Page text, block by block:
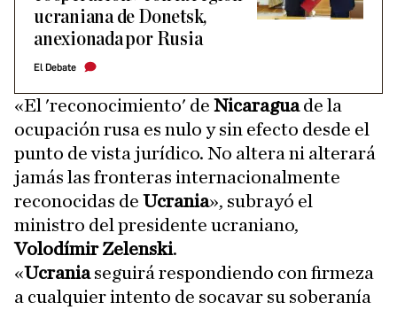
ucraniana de Donetsk,
anexionada por Rusia
El Debate
«El 'reconocimiento' de Nicaraguade la
ocupación rusa es nulo y sin efecto desde el
punto de vista jurídico. No altera ni alterará
jamás las fronteras internacionalmente
reconocidas de Ucrania», subrayó el
ministro del presidente ucraniano,
Volodímir Zelenski.
«Ucraniaseguirá respondiendo con firmeza
a cualquier intento de socavar su soberanía